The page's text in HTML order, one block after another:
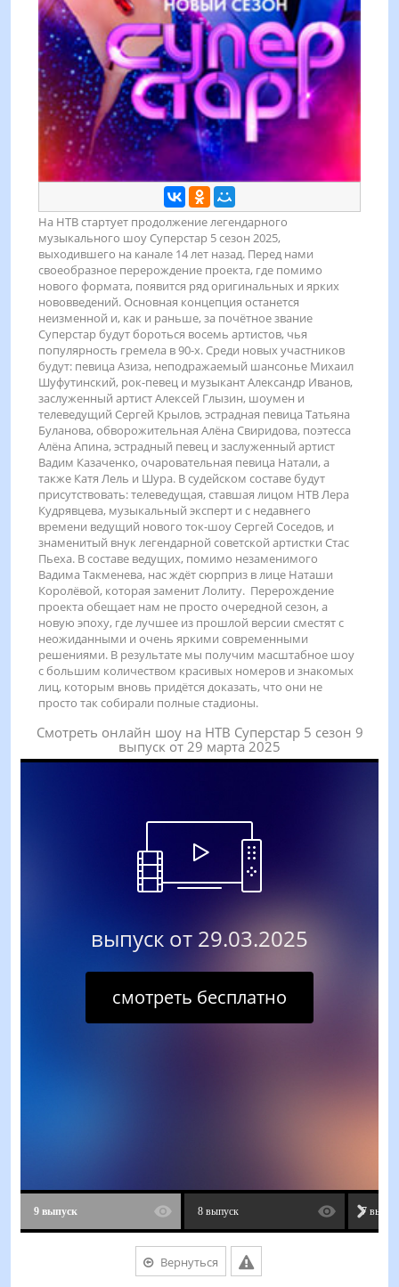
На НТВ стартует продолжение легендарного
музыкального шоу Суперстар 5 сезон 2025,
выходившего на канале 14 лет назад. Перед нами
своеобразное перерождение проекта, где помимо
нового формата, появится ряд оригинальных и ярких
нововведений. Основная концепция останется
неизменной и, как и раньше, за почётное звание
Суперстар будут бороться восемь артистов, чья
популярность гремела в 90-х. Среди новых участников
будут: певица Азиза, неподражаемый шансонье Михаил
Шуфутинский, рок-певец и музыкант Александр Иванов,
заслуженный артист Алексей Глызин, шоумен и
телеведущий Сергей Крылов, эстрадная певица Татьяна
Буланова, обворожительная Алёна Свиридова, поэтесса
Алёна Апина, эстрадный певец и заслуженный артист
Вадим Казаченко, очаровательная певица Натали, а
также Катя Лель и Шура. В судейском составе будут
присутствовать: телеведущая, ставшая лицом НТВ Лера
Кудрявцева, музыкальный эксперт и с недавнего
времени ведущий нового ток-шоу Сергей Соседов, и
знаменитый внук легендарной советской артистки Стас
Пьеха. В составе ведущих, помимо незаменимого
Вадима Такменева, нас ждёт сюрприз в лице Наташи
Королёвой, которая заменит Лолиту. Перерождение
проекта обещает нам не просто очередной сезон, а
новую эпоху, где лучшее из прошлой версии сместят с
неожиданными и очень яркими современными
решениями. В результате мы получим масштабное шоу
с большим количеством красивых номеров и знакомых
лиц, которым вновь придётся доказать, что они не
просто так собирали полные стадионы.
Смотреть онлайн шоу на НТВ Суперстар 5 сезон 9
выпуск от 29 марта 2025
выпуск от 29.03.2025
смотреть бесплатно
9 выпуск 8 выпуск 7
Вернуться